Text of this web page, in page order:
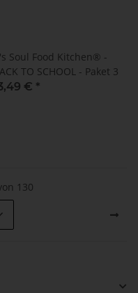
Soul Food Kitchen® -
TO SCHOOL - Paket 3
€ *
130